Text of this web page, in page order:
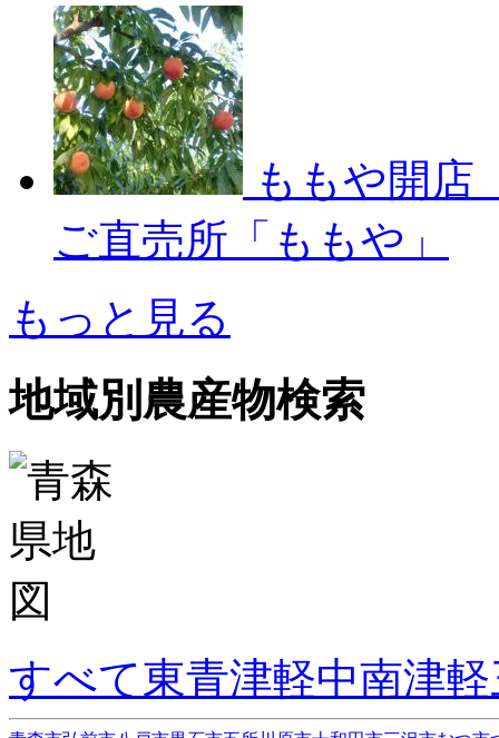
ももや開
ご直売所「ももや」
もっと見る
地域別農産物検索
すべて東青津軽中南津軽